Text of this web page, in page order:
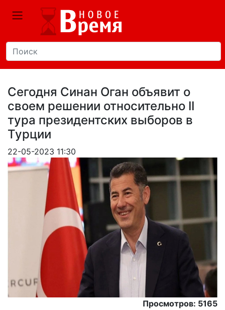
Сегодня Синан Оган объявит о
своем решении относительно II
тура президентских выборов в
Турции
22-05-2023 11:30
Просмотров: 5165